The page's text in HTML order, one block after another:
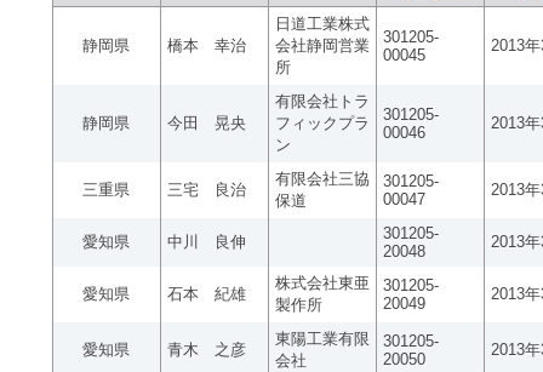
静岡県 橋本 幸治
日道工業株式
会社静岡営業
所
301205-
00045
2013
静岡県 今田 晃央
有限会社トラ
フィックプラ
ン
301205-
00046
2013
三重県 三宅 良治
有限会社三協
保道
301205-
00047
2013
愛知県 中川 良伸
301205-
20048
2013
愛知県 石本 紀雄
株式会社東亜
製作所
301205-
20049
2013
愛知県 青木 之彦
東陽工業有限
会社
301205-
20050
2013